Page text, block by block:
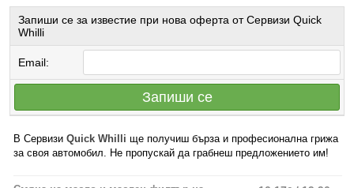
Запиши се за известие при нова оферта от Сервизи Quick
Whilli
Email:
Запиши се
В Сервизи Quick Whilli ще получиш бърза и професионална грижа
за своя автомобил. Не пропускай да грабнеш предложението им!